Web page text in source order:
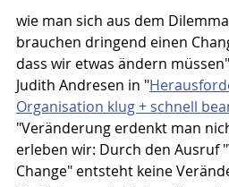
wie man sich aus dem
brauchen dringend einen
dass wir etwas ändern
Judith Andresen in "
Organisation klug + schnell
"Veränderung erdenkt man
erleben wir: Durch den Ausruf
Change" entsteht keine